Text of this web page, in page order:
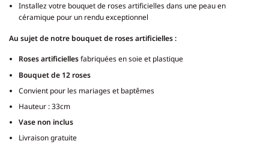
Installez votre bouquet de roses artificielles dans une peau en
céramique pour un rendu exceptionnel
Au sujet de notre bouquet de roses artificielles :
Roses artificiellesfabriquées en soie et plastique
Bouquet de 12 roses
Convient pour les mariages et baptêmes
Hauteur : 33cm
Vase non inclus
Livraison gratuite